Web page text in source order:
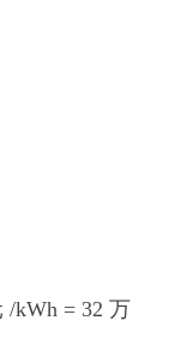
/kWh = 32 万